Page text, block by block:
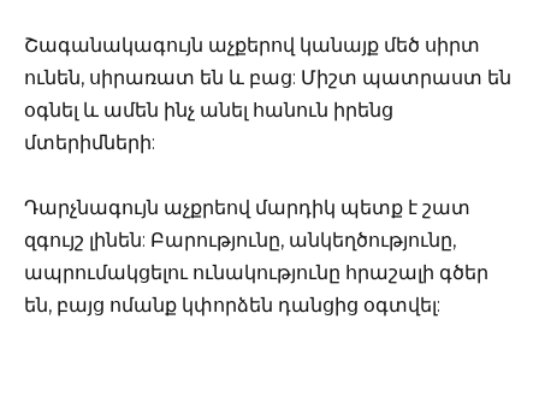
Շագանակագույն աչքերով կանայք մեծ սիրտ
ունեն, սիրառատ են և բաց: Միշտ պատրաստ են
օգնել և ամեն ինչ անել հանուն իրենց
մտերիմների:
Դարչնագույն աչքրեով մարդիկ պետք է շատ
զգույշ լինեն: Բարությունը, անկեղծությունը,
ապրումակցելու ունակությունը հրաշալի գծեր
են, բայց ոմանք կփորձեն դանցից օգտվել: